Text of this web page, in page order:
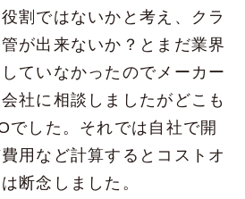
割ではないかと考え、クラ
が出来ないか？とまだ業界
ていなかったのでメーカー
社に相談しましたがどこも
でした。それでは自社で開
用など計算するとコストオ
断念しました。